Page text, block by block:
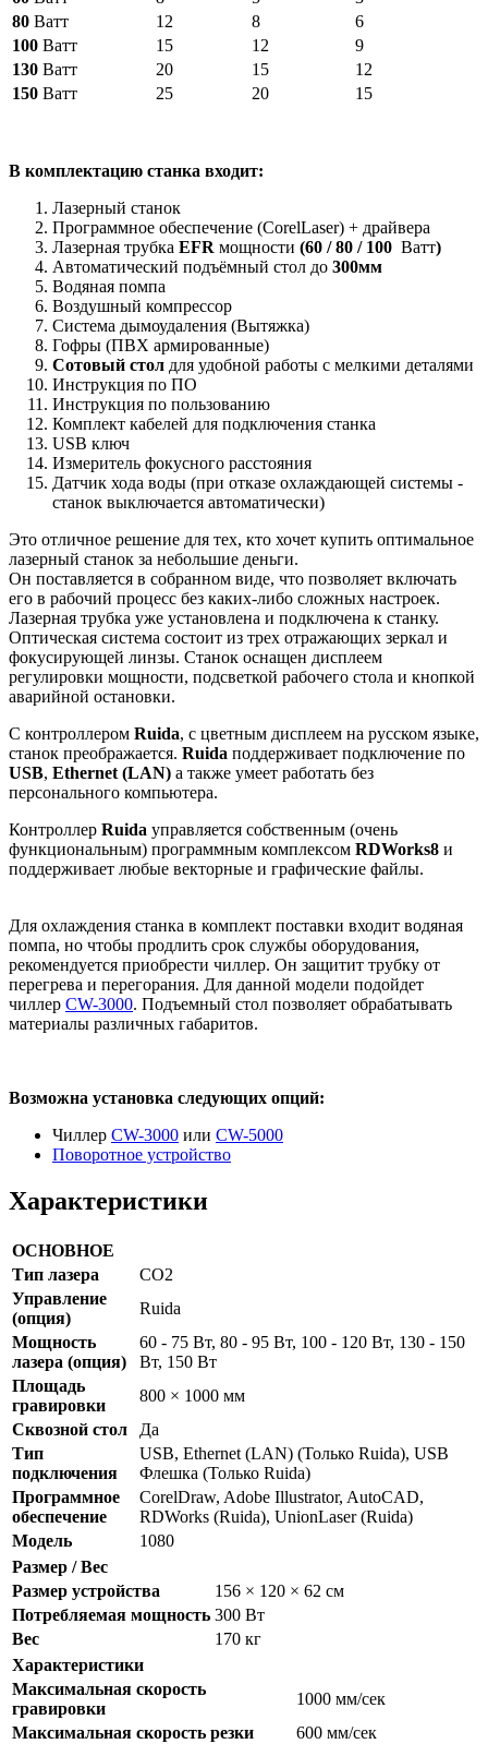
80 Ватт 12 8
6
100 Ватт 15 12
9
130 Ватт 20 15
12
150 Ватт 25 20 15
В комплектацию станка входит:
Лазерный станок
Программное обеспечение (CorelLaser) + драйвера
Лазерная трубка EFR мощности (60 /80 / 100 Ватт)
Автоматический подъёмный стол до 300мм
Водяная помпа
Воздушный компрессор
Система дымоудаления (Вытяжка)
Гофры (ПВХ армированные)
Сотовый стол для удобной работы с мелкими деталями
Инструкция по ПО
Инструкция по пользованию
Комплект кабелей для подключения станка
USB ключ
Измеритель фокусного расстояния
Датчик хода воды (при отказе охлаждающей системы -
станок выключается автоматически)
Это отличное решение для тех, кто хочет купить оптимальное
лазерный станок за небольшие деньги.
Он поставляется в собранном виде, что позволяет включать
его в рабочий процесс без каких-либо сложных настроек.
Лазерная трубка уже установлена и подключена к станку.
Оптическая система состоит из трех отражающих зеркал и
фокусирующей линзы. Станок оснащен дисплеем
регулировки мощности, подсветкой рабочего стола и кнопкой
аварийной остановки.
С контроллером Ruida, с цветным дисплеем на русском языке,
станок преображается. Ruida поддерживает подключение по
USB, Ethernet (LAN) а также умеет работать без
персонального компьютера.
Контроллер Ruida управляется собственным (очень
функциональным) программным комплексом RDWorks8 и
поддерживает любые векторные и графические файлы.
Для охлаждения станка в комплект поставки входит водяная
помпа, но чтобы продлить срок службы оборудования,
рекомендуется приобрести чиллер. Он защитит трубку от
перегрева и перегорания. Для данной модели подойдет
чиллер CW-3000. Подъемный стол позволяет обрабатывать
материалы различных габаритов.
Возможна установка следующих опций:
Чиллер CW-3000 или CW-5000
Поворотное устройство
Характеристики
ОСНОВНОЕ
Тип лазера
CO2
Управление
(опция)
Ruida
Мощность
лазера (опция)
60 - 75 Вт, 80 - 95 Вт, 100 - 120 Вт, 130 - 150
Вт, 150 Вт
Площадь
гравировки
800 × 1000 мм
Сквозной стол
Да
Тип
подключения
USB, Ethernet (LAN) (Только Ruida), USB
Флешка (Только Ruida)
Программное
обеспечение
CorelDraw, Adobe Illustrator, AutoCAD,
RDWorks (Ruida), UnionLaser (Ruida)
Модель
1080
Размер / Вес
Размер устройства
156 × 120 × 62 см
Потребляемая мощность 300 Вт
Вес
170 кг
Характеристики
Максимальная скорость
гравировки
1000 мм/сек
Максимальная скорость резки
600 мм/сек